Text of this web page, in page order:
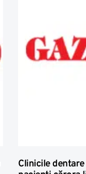
Clinicile